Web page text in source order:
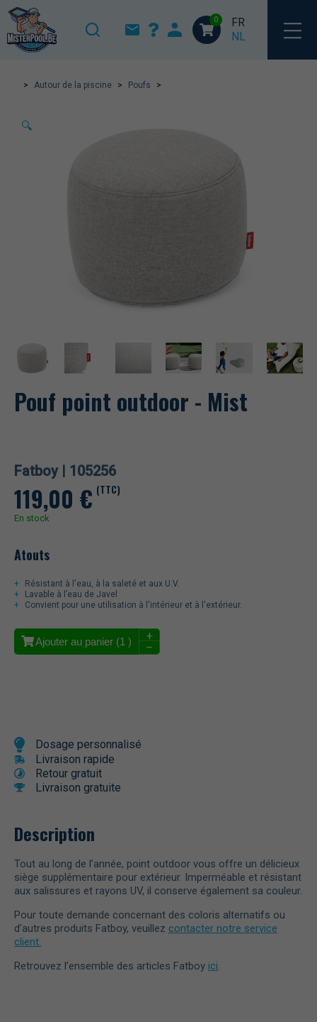
0
FR
NL
> Autour de la piscine > Poufs >
🔍
Pouf point outdoor - Mist
Fatboy | 105256
119,00 € (TTC)
En stock
Atouts
Résistant à l'eau, à la saleté et aux U.V.
Lavable à l’eau de Javel
Convient pour une utilisation à l'intérieur et à l'extérieur.
Ajouter au panier (1 )
+
–
Dosage personnalisé
Livraison rapide
Retour gratuit
Livraison gratuite
Description
Tout au long de l’année, point outdoor vous offre un délicieux
siège supplémentaire pour extérieur. Imperméable et résistant
aux salissures et rayons UV, il conserve également sa couleur.
Pour toute demande concernant des coloris alternatifs ou
d’autres produits Fatboy, veuillez contacter notre service
client.
Retrouvez l’ensemble des articles Fatboy ici